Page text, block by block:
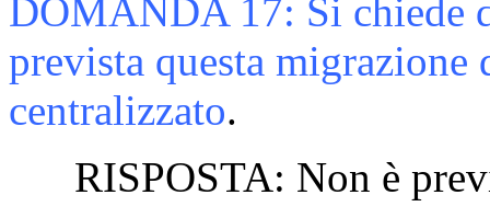
DOMANDA17: Si chiede
prevista questa migrazione
centralizzato.
RISPOSTA: Non è